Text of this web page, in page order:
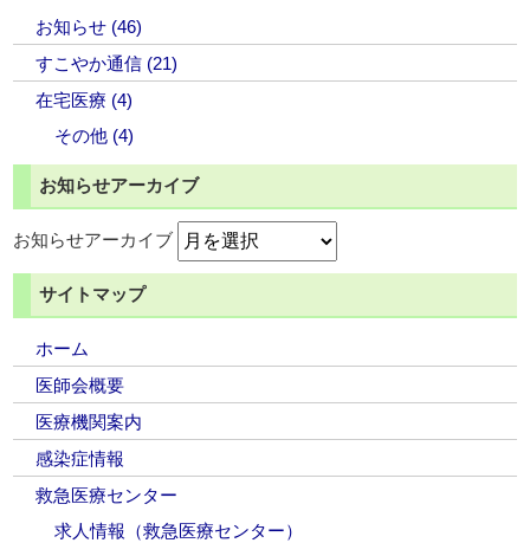
お知らせ (46)
すこやか通信 (21)
在宅医療 (4)
その他 (4)
お知らせアーカイブ
お知らせアーカイブ
サイトマップ
ホーム
医師会概要
医療機関案内
感染症情報
救急医療センター
求人情報（救急医療センター）